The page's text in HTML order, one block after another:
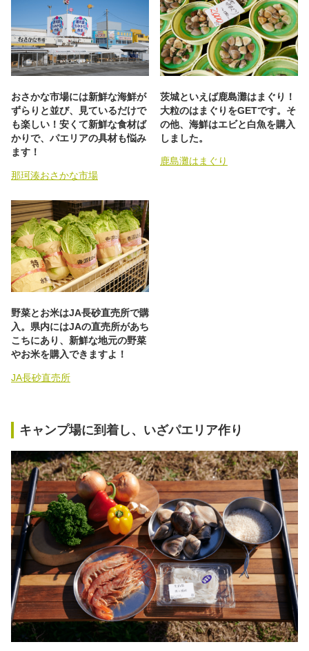
おさかな市場には新鮮な海鮮が
ずらりと並び、見ているだけで
も楽しい！安くて新鮮な食材ば
かりで、パエリアの具材も悩み
ます！
那珂湊おさかな市場
茨城といえば鹿島灘はまぐり！
大粒のはまぐりをGETです。そ
の他、海鮮はエビと白魚を購入
しました。
鹿島灘はまぐり
野菜とお米はJA長砂直売所で購
入。県内にはJAの直売所があち
こちにあり、新鮮な地元の野菜
やお米を購入できますよ！
JA長砂直売所
キャンプ場に到着し、いざパエリア作り